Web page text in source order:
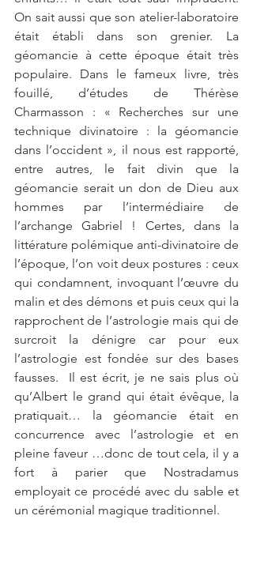
On sait aussi que son atelier-laboratoire
était établi dans son grenier. La
géomancie à cette époque était très
populaire. Dans le fameux livre, très
fouillé, d’études de Thérèse
Charmasson : « Recherches sur une
technique divinatoire : la géomancie
dans l’occident », il nous est rapporté,
entre autres, le fait divin que la
géomancie serait un don de Dieu aux
hommes par l’intermédiaire de
l’archange Gabriel ! Certes, dans la
littérature polémique anti-divinatoire de
l’époque, l’on voit deux postures : ceux
qui condamnent, invoquant l’œuvre du
malin et des démons et puis ceux qui la
rapprochent de l’astrologie mais qui de
surcroit la dénigre car pour eux
l’astrologie est fondée sur des bases
fausses.  Il est écrit, je ne sais plus où
qu’Albert le grand qui était évêque, la
pratiquait… la géomancie était en
concurrence avec l’astrologie et en
pleine faveur …donc de tout cela, il y a
fort à parier que Nostradamus
employait ce procédé avec du sable et
un cérémonial magique traditionnel.